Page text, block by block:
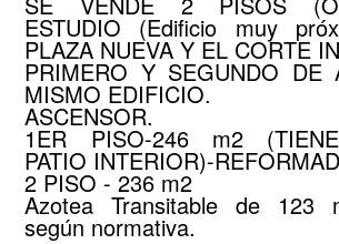
ESTUDIO (Edificio muy
PLAZA NUEVA Y EL CORTE
PRIMERO Y SEGUNDO DE
MISMO EDIFICIO.
ASCENSOR.
1ER PISO-246 m2
PATIO INTERIOR)-
2 PISO - 236 m2
Azotea Transitable de 123
según normativa.